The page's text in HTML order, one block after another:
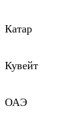
Катар
Кувейт
ОАЭ